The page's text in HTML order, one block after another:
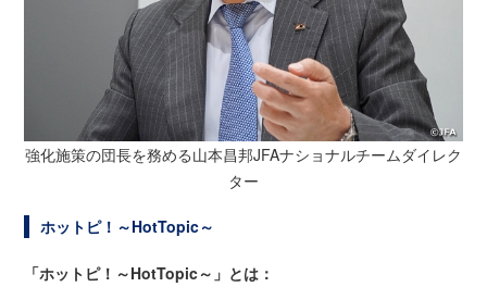
強化施策の団長を務める山本昌邦JFAナショナルチームダイレク
ター
ホットピ！～HotTopic～
「ホットピ！～HotTopic～」とは：